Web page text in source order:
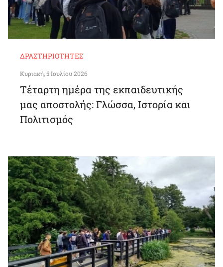
ΔΡΑΣΤΗΡΙΌΤΗΤΕΣ
Κυριακή, 5 Ιουλίου 2026
Τέταρτη ημέρα της εκπαιδευτικής
μας αποστολής: Γλώσσα, Ιστορία και
Πολιτισμός